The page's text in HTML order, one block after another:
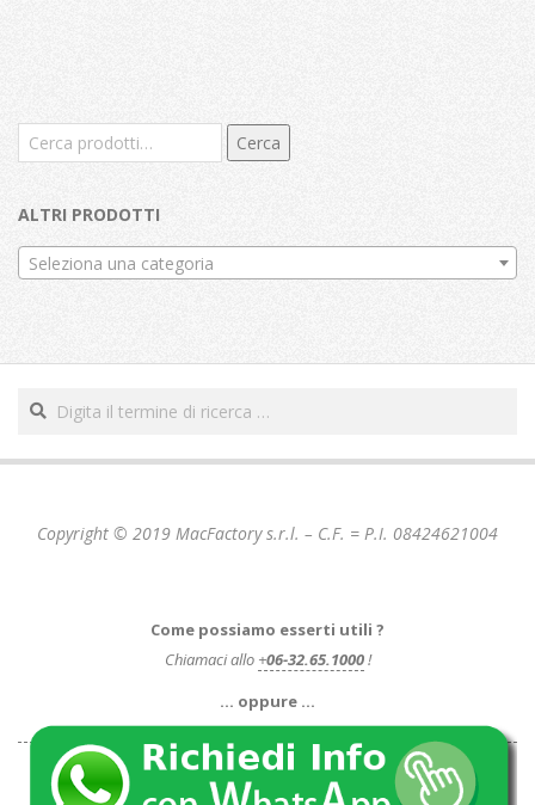
Cerca: Cerca
ALTRI PRODOTTI
Seleziona una categoria
Copyright © 2019 MacFactory s.r.l. – C.F. = P.I. 08424621004
Come possiamo esserti utili ?
Chiamaci allo +06-32.65.1000!
… oppure …